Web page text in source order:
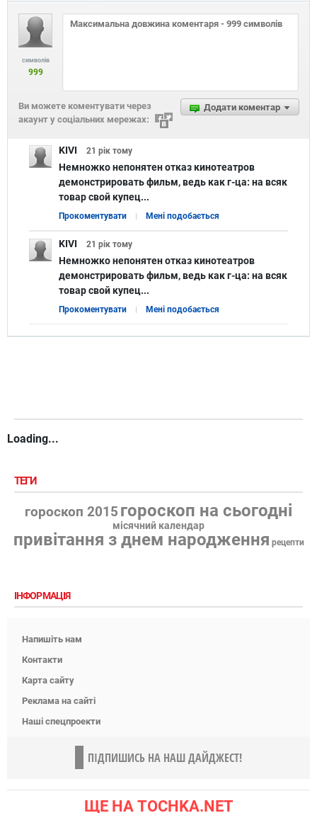
символів
999
Додати коментар
Ви можете коментувати через
акаунт у соціальних мережах:
KIVI 21 рік тому
Немножко непонятен отказ кинотеатров
демонстрировать фильм, ведь как г-ца: на всяк
товар свой купец...
Прокоментувати Мені подобається
KIVI 21 рік тому
Немножко непонятен отказ кинотеатров
демонстрировать фильм, ведь как г-ца: на всяк
товар свой купец...
Прокоментувати Мені подобається
Loading...
ТЕГИ
гороскоп 2015 гороскоп на сьогодні
місячний календар
привітання з днем народження рецепти
ІНФОРМАЦІЯ
Напишіть нам
Контакти
Карта сайту
Реклама на сайті
Наші спецпроекти
ПІДПИШИСЬ НА НАШ ДАЙДЖЕСТ!
ЩЕ НА TOCHKA.NET